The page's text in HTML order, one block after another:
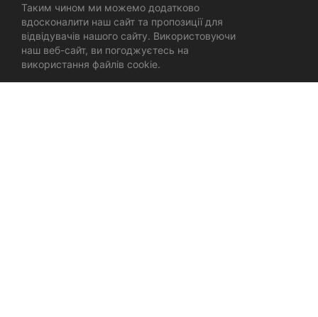
Таким чином ми можемо додатково
вдосконалити наш сайт та пропозиції для
відвідувачів нашого сайту. Використовуючи
наш веб-сайт, ви погоджуєтесь на
використання файлів cookie.